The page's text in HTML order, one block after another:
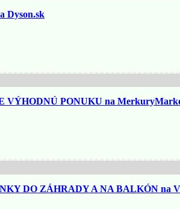
Dyson.sk
PONUKU na
DO ZÁHRADY A NA BALKÓN na